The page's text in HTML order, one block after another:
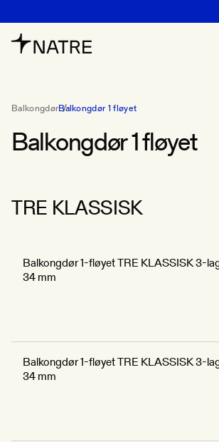
BalkongdørBalkongdør 1 fløyet
Balkongdør 1 fløyet
TRE KLASSISK
Balkongdør 1-fløyet TRE KLASSISK 3-
34 mm
Balkongdør 1-fløyet TRE KLASSISK 3-
34 mm